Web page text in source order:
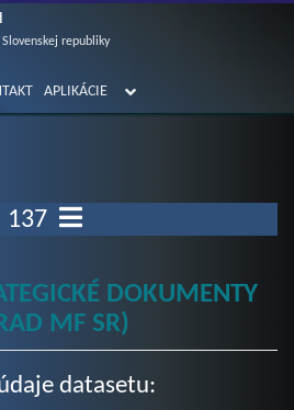
republiky
APLIKÁCIE
137
DOKUMENTY
MF SR)
datasetu: